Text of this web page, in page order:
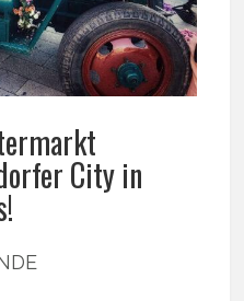
City in